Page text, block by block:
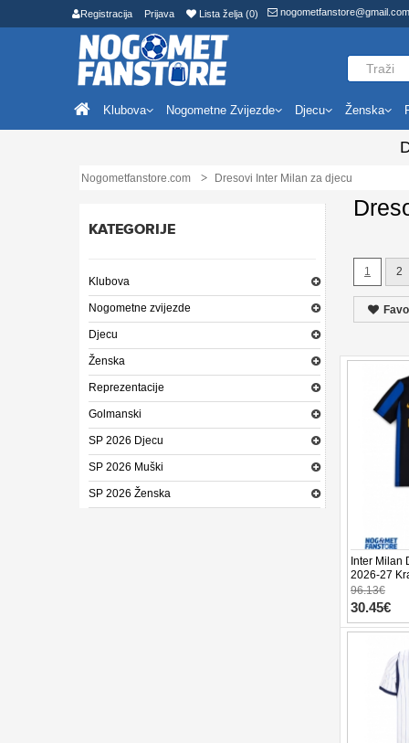
Registracija Prijava Lista želja (0) nogometfanstore@gmail.com
Klubova Nogometne Zvijezde Djecu Ženska
Nogometfanstore.com Dresovi Inter Milan za djecu
KATEGORIJE
Klubova
Nogometne zvijezde
Djecu
Ženska
Reprezentacije
Golmanski
SP 2026 Djecu
SP 2026 Muški
SP 2026 Ženska
1 2
Inter Milan
2026-27
hlače)
96.13€
30.45€